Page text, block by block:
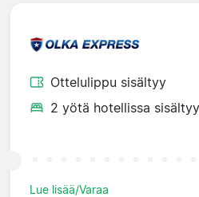
Ottelulippu sisältyy
2 yötä hotellissa sisältyy
Lue lisää/Varaa